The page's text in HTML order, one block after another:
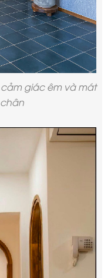
giác êm và mát